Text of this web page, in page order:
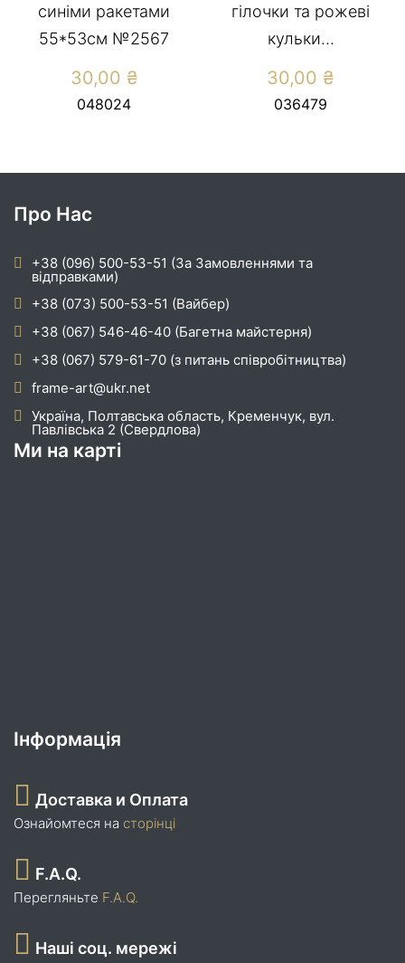
синіми ракетами
55*53см №2567
30,00 ₴
048024
гілочки та рожеві
кульки...
30,00 ₴
036479
Про Нас
+38 (096) 500-53-51 (За Замовленнями та
відправками)
+38 (073) 500-53-51 (Вайбер)
+38 (067) 546-46-40 (Багетна майстерня)
+38 (067) 579-61-70 (з питань співробітництва)
frame-art@ukr.net
Україна, Полтавська область, Кременчук, вул.
Павлівська 2 (Свердлова)
Ми на карті
Інформація
Доставка и Оплата
Ознайомтеся на сторінці
F.A.Q.
Перегляньте F.A.Q.
Наші соц. мережі